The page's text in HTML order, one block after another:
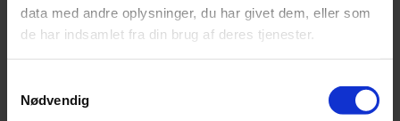
data med andre oplysninger, du har givet dem, eller som
de har indsamlet fra din brug af deres tjenester.
Nødvendig
Jonas Kaufmann advarer fans mod biografi
og fidus.